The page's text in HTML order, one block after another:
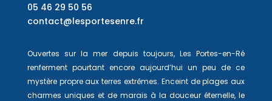
05 46 29 50 56
contact@lesportesenre.fr
Ouvertes sur la mer depuis toujours, Les Portes-en-Ré
renferment pourtant encore aujourd’hui un peu de ce
mystère propre aux terres extrêmes. Enceint de plages aux
charmes uniques et de marais à la douceur éternelle, le